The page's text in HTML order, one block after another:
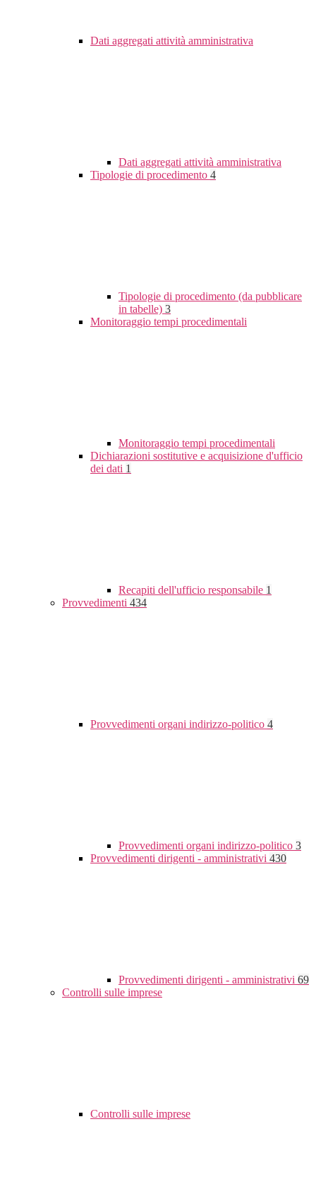
Dati aggregati attività amministrativa
Dati aggregati attività amministrativa
Tipologie di procedimento 4
Tipologie di procedimento (da pubblicare
in tabelle) 3
Monitoraggio tempi procedimentali
Monitoraggio tempi procedimentali
Dichiarazioni sostitutive e acquisizione d'ufficio
dei dati 1
Recapiti dell'ufficio responsabile 1
Provvedimenti 434
Provvedimenti organi indirizzo-politico 4
Provvedimenti organi indirizzo-politico 3
Provvedimenti dirigenti - amministrativi 430
Provvedimenti dirigenti - amministrativi 69
Controlli sulle imprese
Controlli sulle imprese